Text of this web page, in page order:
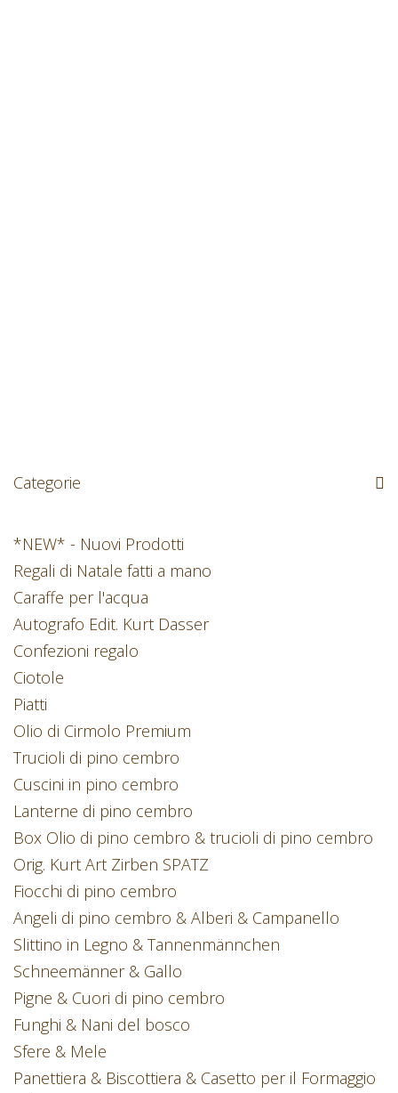
Categorie
*NEW* - Nuovi Prodotti
Regali di Natale fatti a mano
Caraffe per l'acqua
Autografo Edit. Kurt Dasser
Confezioni regalo
Ciotole
Piatti
Olio di Cirmolo Premium
Trucioli di pino cembro
Cuscini in pino cembro
Lanterne di pino cembro
Box Olio di pino cembro & trucioli di pino cembro
Orig. Kurt Art Zirben SPATZ
Fiocchi di pino cembro
Angeli di pino cembro & Alberi & Campanello
Slittino in Legno & Tannenmännchen
Schneemänner & Gallo
Pigne & Cuori di pino cembro
Funghi & Nani del bosco
Sfere & Mele
Panettiera & Biscottiera & Casetto per il Formaggio